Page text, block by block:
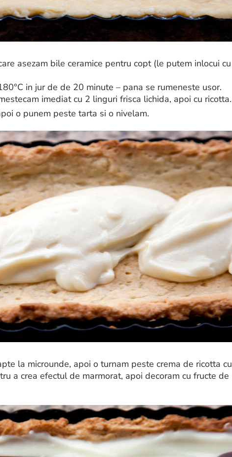
asezam bile ceramice pentru copt (le putem inlocui cu
in jur de de 20 minute – pana se rumeneste usor.
imediat cu 2 linguri frisca lichida, apoi cu ricotta.
o punem peste tarta si o nivelam.
la microunde, apoi o turnam peste crema de ricotta cu
a crea efectul de marmorat, apoi decoram cu fructe de